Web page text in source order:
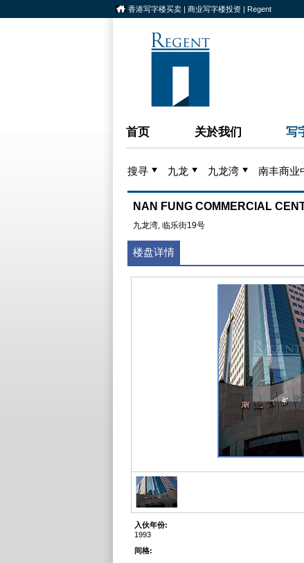
香港写字楼买卖 | 商业写字楼投资 | Regent
首页 关於我们 写
搜寻 九龙 九龙湾 南丰商业
NAN FUNG COMMERCIAL
九龙湾, 临乐街19号
楼盘详情
入伙年份:
1993
间格: